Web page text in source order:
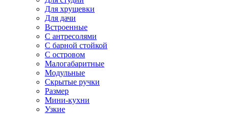
Для хрущевки
Для дачи
Встроенные
С антресолями
С барной стойкой
С островом
Малогабаритные
Модульные
Скрытые ручки
Размер
Мини-кухни
Узкие